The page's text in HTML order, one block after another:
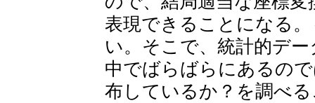
表現できることになる
い。そこで、統計的デ
中でばらばらにあるの
布しているか？を調べ